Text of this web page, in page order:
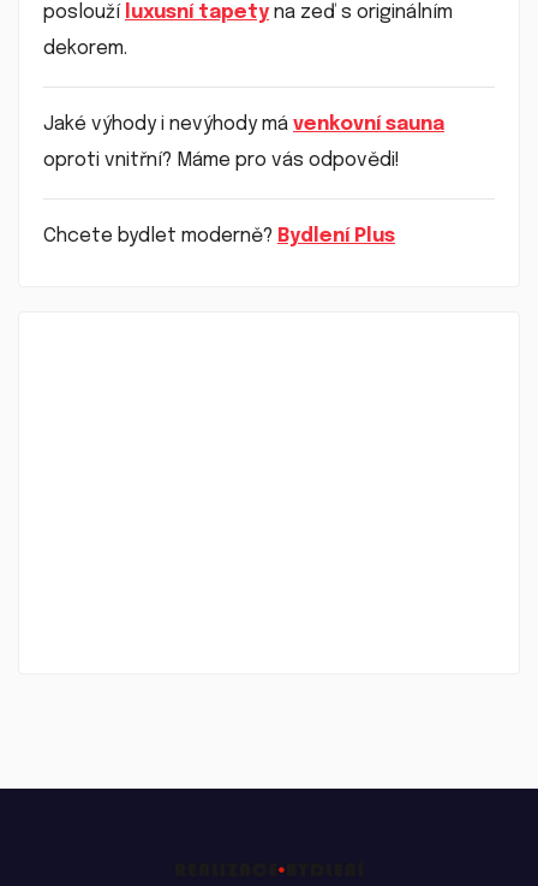
poslouží
luxusní tapety na zeď s originálním
dekorem.
Jaké výhody i nevýhody má venkovní sauna
oproti vnitřní? Máme pro vás odpovědi!
Chcete bydlet moderně? Bydlení Plus